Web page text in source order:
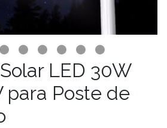
LED 30W
Poste de